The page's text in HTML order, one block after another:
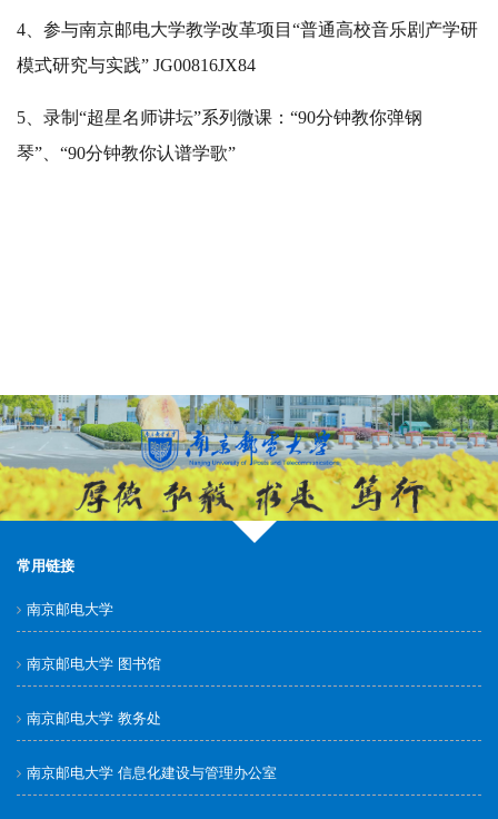
4、参与南京邮电大学教学改革项目“普通高校音乐剧产学研
模式研究与实践” JG00816JX84
5、录制“超星名师讲坛”系列微课：“90分钟教你弹钢
琴”、“90分钟教你认谱学歌”
常用链接
南京邮电大学
南京邮电大学 图书馆
南京邮电大学 教务处
南京邮电大学 信息化建设与管理办公室